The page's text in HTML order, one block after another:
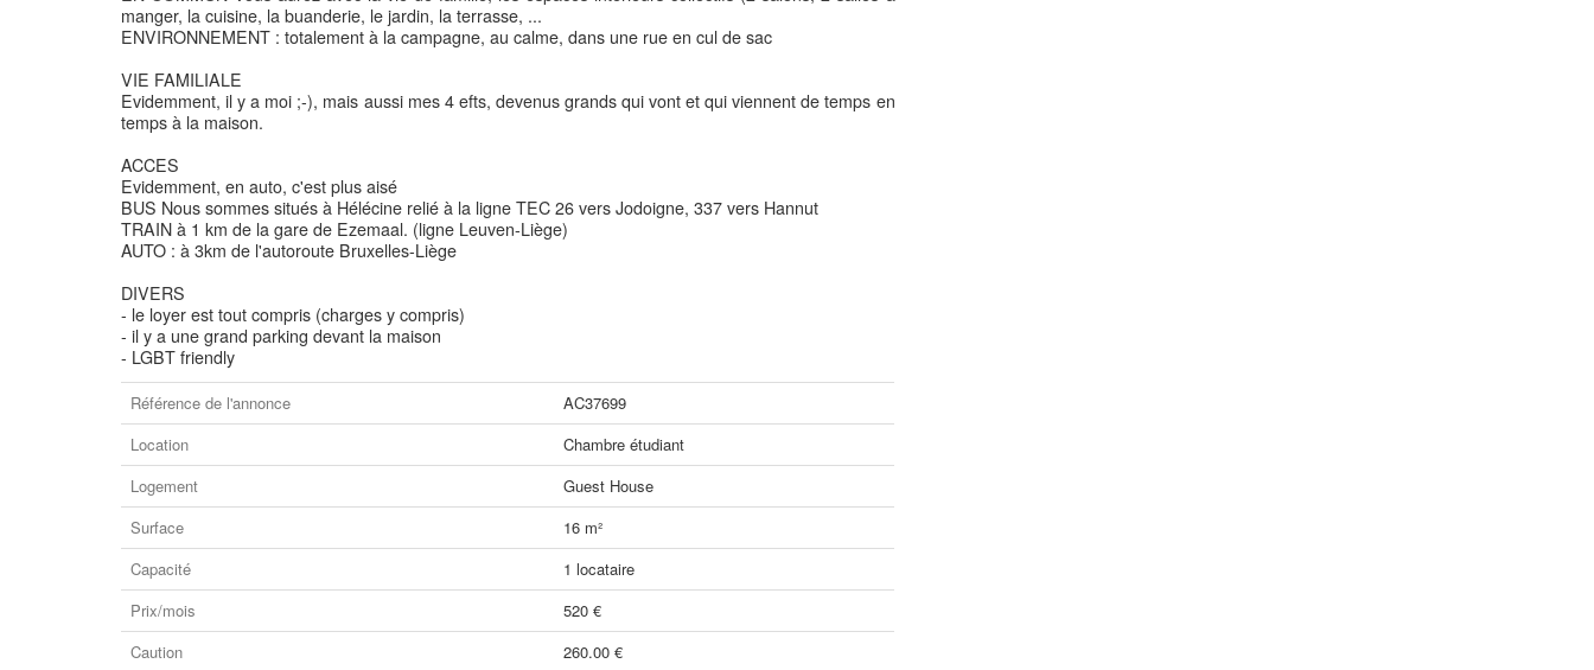
manger, la cuisine, la buanderie, le jardin, la terrasse, ...
ENVIRONNEMENT : totalement à la campagne, au calme, dans une rue en cul de sac
VIE FAMILIALE
Evidemment, il y a moi ;-), mais aussi mes 4 efts, devenus grands qui vont et qui viennent de temps en
temps à la maison.
ACCES
Evidemment, en auto, c'est plus aisé
BUS Nous sommes situés à Hélécine relié à la ligne TEC 26 vers Jodoigne, 337 vers Hannut
TRAIN à 1 km de la gare de Ezemaal. (ligne Leuven-Liège)
AUTO : à 3km de l'autoroute Bruxelles-Liège
DIVERS
- le loyer est tout compris (charges y compris)
- il y a une grand parking devant la maison
- LGBT friendly
Référence de l'annonce
AC37699
Location
Chambre étudiant
Logement
Guest House
Surface
16 m²
Capacité
1 locataire
Prix/mois
520 €
Caution
260.00 €